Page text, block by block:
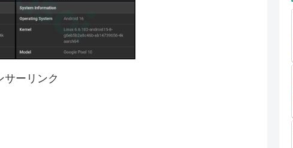
サーリンク